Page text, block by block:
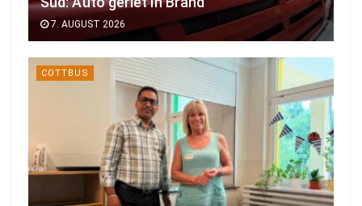
7. AUGUST 2026
COTTBUS